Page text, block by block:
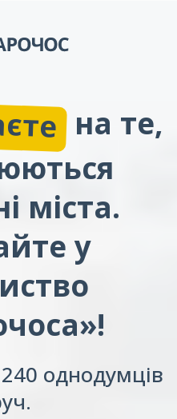
на те,
міста.
у
однодумців